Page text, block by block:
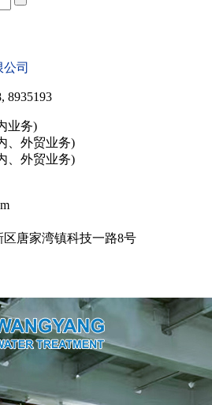
司
8935193
业务)
、外贸业务)
、外贸业务)
唐家湾镇科技一路8号